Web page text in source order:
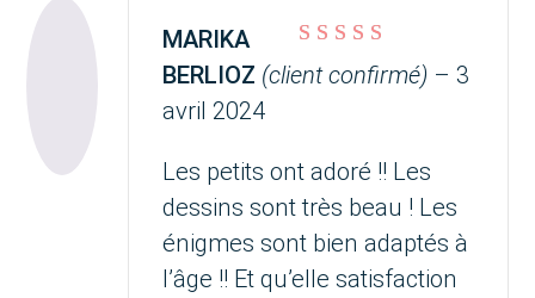
Note5sur 5
MARIKA
BERLIOZ (client confirmé) – 3
avril 2024
Les petits ont adoré !! Les
dessins sont très beau ! Les
énigmes sont bien adaptés à
l’âge !! Et qu’elle satisfaction